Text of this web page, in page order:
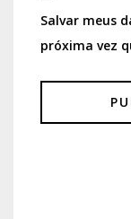
Salvar meus
próxima vez